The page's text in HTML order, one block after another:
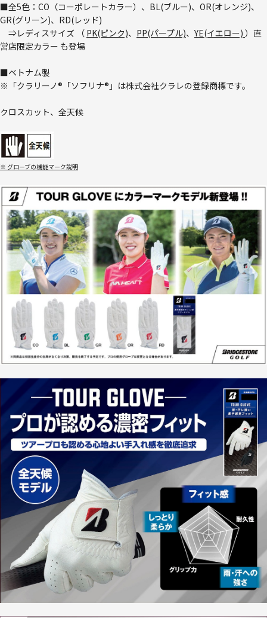
■全5色：CO（コーポレートカラー）、BL(ブルー)、OR(オレンジ)、
GR(グリーン)、RD(レッド)
⇒レディスサイズ （ PK(ピンク)、 PP(パープル)、 YE(イエロー) ）直
営店限定カラー も登場
■ベトナム製
※「クラリーノ®「ソフリナ®」は株式会社クラレの登録商標です。
クロスカット、全天候
※ グローブの機能マーク説明